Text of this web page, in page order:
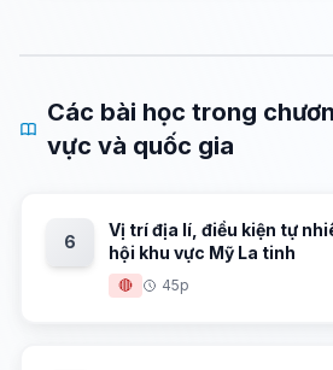
Các bài học trong
vực và quốc gia
6
Vị trí địa lí, điều kiện tự
hội khu vực Mỹ La tinh
🔴 45p